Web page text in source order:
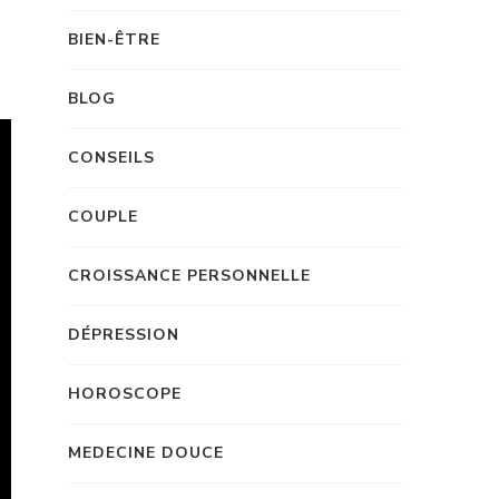
BIEN-ÊTRE
BLOG
CONSEILS
COUPLE
CROISSANCE PERSONNELLE
DÉPRESSION
HOROSCOPE
MEDECINE DOUCE